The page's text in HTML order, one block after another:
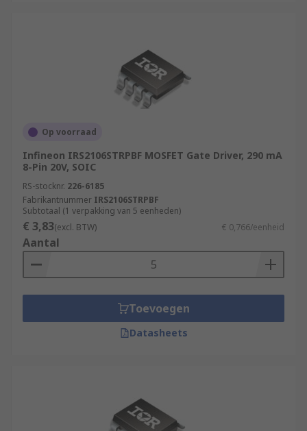
Op voorraad
Infineon IRS2106STRPBF MOSFET Gate Driver, 290 mA
8-Pin 20V, SOIC
RS-stocknr. 226-6185
Fabrikantnummer IRS2106STRPBF
Subtotaal (1 verpakking van 5 eenheden)
€ 3,83(excl. BTW) € 0,766/eenheid
Aantal
Toevoegen
Datasheets